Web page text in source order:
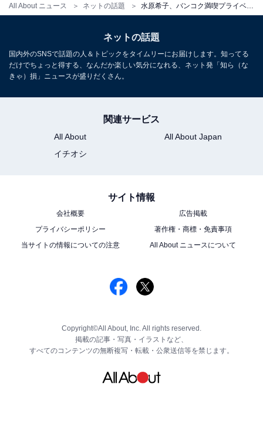
All About ニュース ネットの話題
ネットの話題
国内外のSNSで話題の人＆トピックをタイムリーにお届けします。知ってる
だけでちょっと得する、なんだか楽しい気分になれる、ネット発「知ら（な
きゃ）損」ニュースが盛りだくさん。
関連サービス
All About
All About Japan
イチオシ
サイト情報
会社概要
広告掲載
プライバシーポリシー
著作権・商標・免責事項
当サイトの情報についての注意
All About ニュースについて
Copyright©All About, Inc. All rights reserved.
掲載の記事・写真・イラストなど、
すべてのコンテンツの無断複写・転載・公衆送信等を禁じます。